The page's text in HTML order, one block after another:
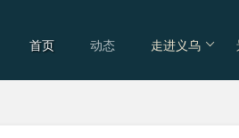
首页 动态 走进义乌